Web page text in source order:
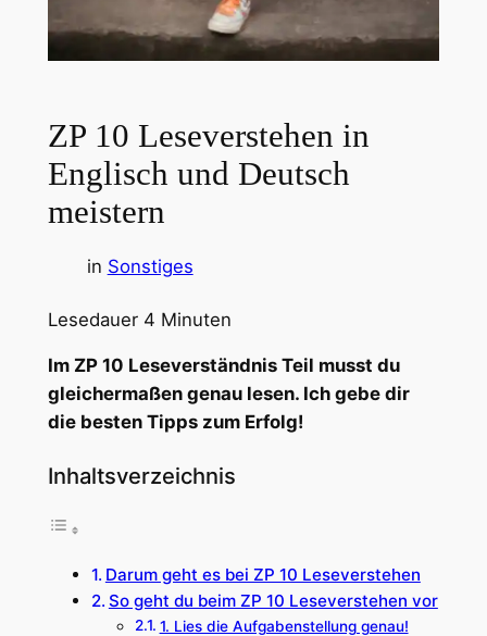
ZP 10 Leseverstehen in
Englisch und Deutsch
meistern
in Sonstiges
Lesedauer 4 Minuten
Im ZP 10 Leseverständnis Teil musst du
gleichermaßen genau lesen. Ich gebe dir
die besten Tipps zum Erfolg!
Inhaltsverzeichnis
Darum geht es bei ZP 10 Leseverstehen
So geht du beim ZP 10 Leseverstehen vor
1. Lies die Aufgabenstellung genau!